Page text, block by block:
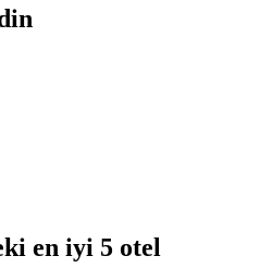
en iyi 5 otel